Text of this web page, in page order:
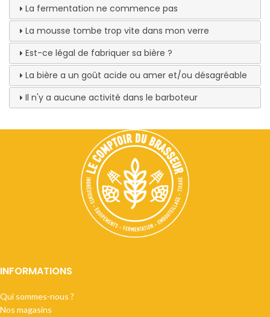
La fermentation ne commence pas
La mousse tombe trop vite dans mon verre
Est-ce légal de fabriquer sa bière ?
La bière a un goût acide ou amer et/ou désagréable
Il n'y a aucune activité dans le barboteur
INFORMATIONS
Qui sommes-nous ?
Nos magasins